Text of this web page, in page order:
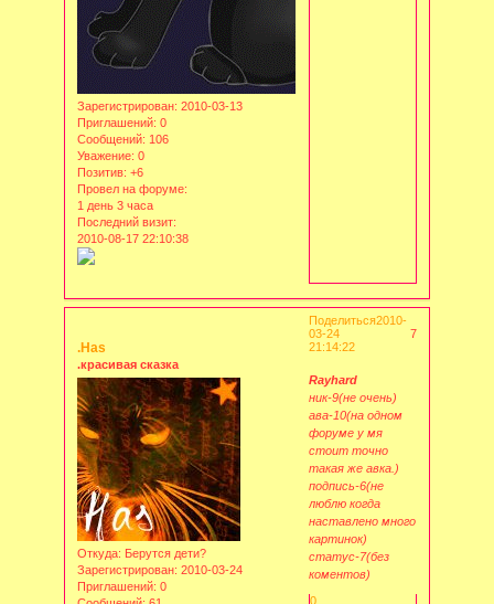
Зарегистрирован: 2010-03-13
Приглашений: 0
Сообщений: 106
Уважение: 0
Позитив: +6
Провел на форуме:
1 день 3 часа
Последний визит:
2010-08-17 22:10:38
Поделиться
7
2010-
03-24
21:14:22
.Has
.красивая сказка
Откуда: Берутся дети?
Зарегистрирован: 2010-03-24
Приглашений: 0
Rayhard
ник-9(не очень)
ава-10(на одном
форуме у мя
стоит точно
такая же авка.)
подпись-6(не
люблю когда
наставлено много
картинок)
статус-7(без
коментов)
0